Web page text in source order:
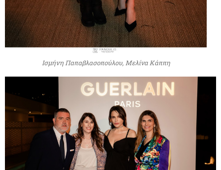
Ισμήνη Παπαβλασοπούλου, Μελίνα Κάππη